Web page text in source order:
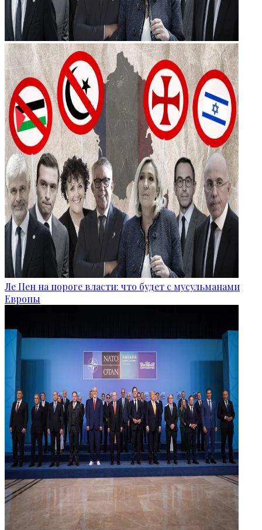
Ле Пен на пороге власти: что будет с мусульманами
Европы